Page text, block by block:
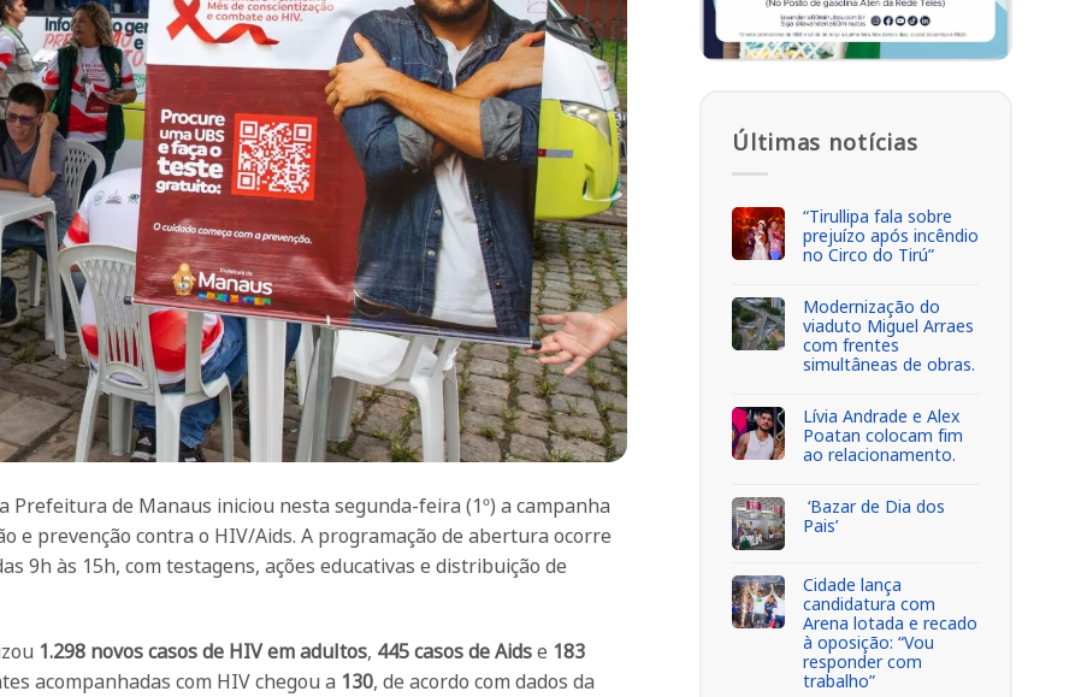
Prefeitura de Manaus iniciou nesta segunda-feira (1º) a campanha
e prevenção contra o HIV/Aids. A programação de abertura ocorre
9h às 15h, com testagens, ações educativas e distribuição de
1.298 novos casos de HIV em adultos, 445 casos de Aidse 183
acompanhadas com HIV chegou a 130, de acordo com dados da
Últimas notícias
“Tirullipa fala sobre
prejuízo após incêndio
no Circo do Tirú”
Modernização do
viaduto Miguel Arraes
com frentes
simultâneas de obras.
Lívia Andrade e Alex
Poatan colocam fim
ao relacionamento.
‘Bazar de Dia dos
Pais’
Cidade lança
candidatura com
Arena lotada e recado
à oposição: “Vou
responder com
trabalho”